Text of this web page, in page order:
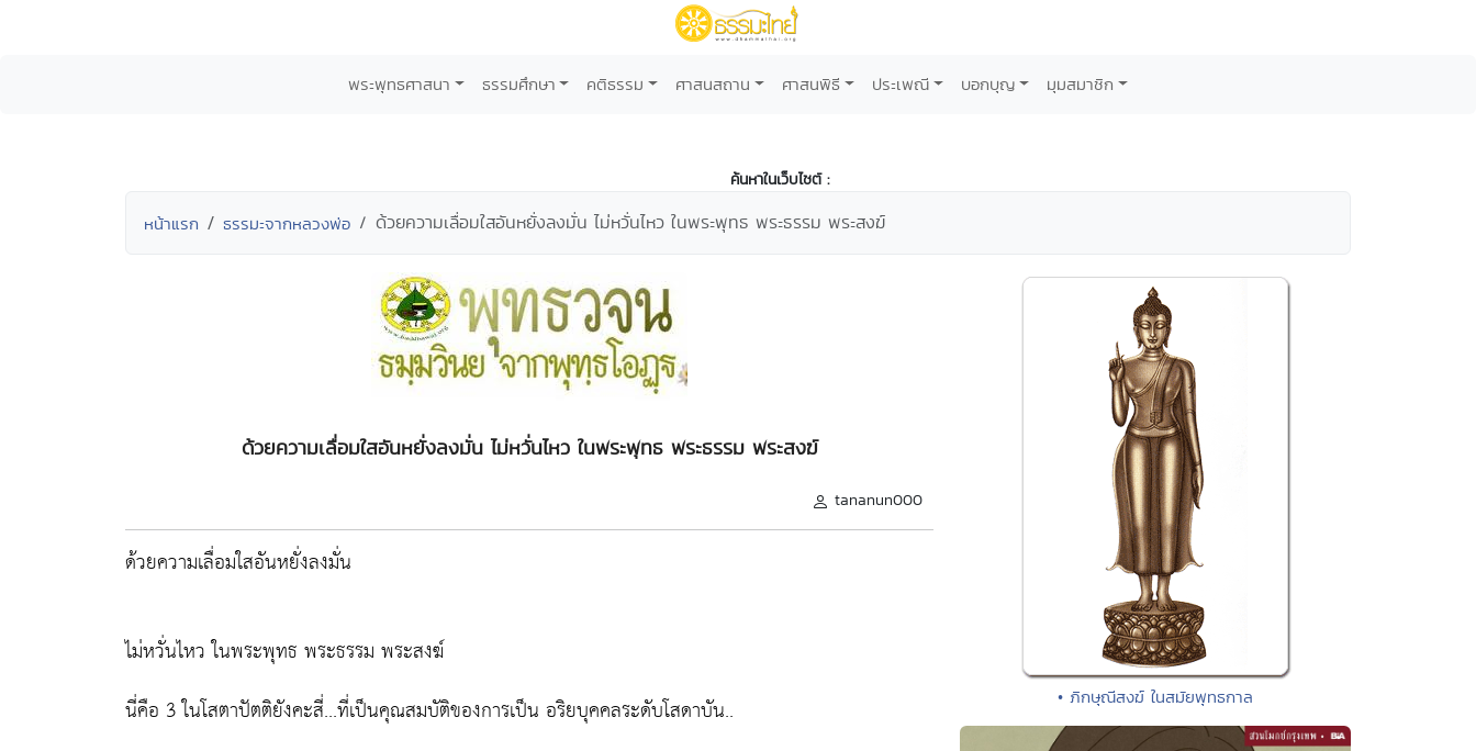
พระพุทธศาสนา ธรรมศึกษา คติธรรม ศาสนสถาน ศาสนพิธี ประเพณี บอกบุญ มุมสมาชิก
ค้นหาในเว็บไซต์ :
หน้าแรก ธรรมะจากหลวงพ่อ ด้วยความเลื่อมใสอันหยั่งลงมั่น ไม่หวั่นไหว ในพระพุทธ พระธรรม พระสงฆ์
ด้วยความเลื่อมใสอันหยั่งลงมั่น ไม่หวั่นไหว ในพระพุทธ พระธรรม พระสงฆ์
tananun000
ด้วยความเลื่อมใสอันหยั่งลงมั่น
ไม่หวั่นไหว ในพระพุทธ พระธรรม พระสงฆ์
นี่คือ 3 ในโสตาปัตติยังคะสี่...ที่เป็นคุณสมบัติของการเป็น อริยบุคคลระดับโสดาบัน..
• ภิกษุณีสงฆ์ ในสมัยพุทธกาล